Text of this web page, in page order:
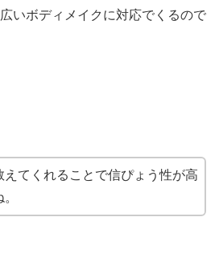
いボディメイクに対応でくるので
えてくれることで信ぴょう性が高